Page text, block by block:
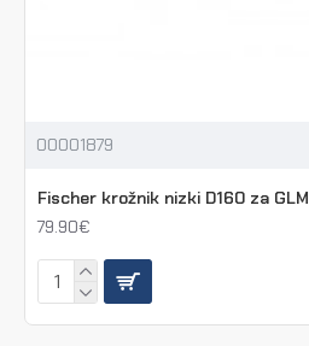
00001879
Fischer krožnik nizki D160 za GLM
79.90€